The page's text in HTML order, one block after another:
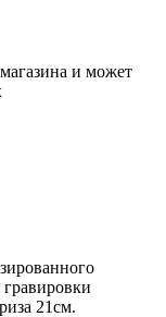
и может
21см.